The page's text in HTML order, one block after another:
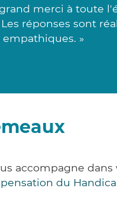
merci à toute
réponses sont
»
accompagne
du